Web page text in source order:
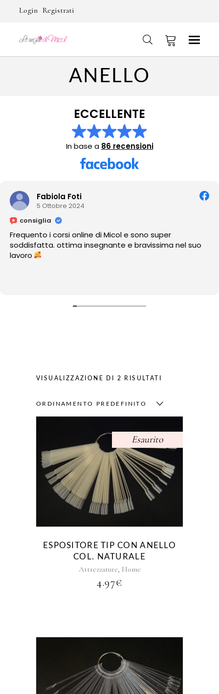
Login Registrati
No products in the cart.
ANELLO
ECCELLENTE
In base a 86 recensioni
Fabiola Foti
5 Ottobre 2024
consiglia
Frequento i corsi online di Micol e sono super
soddisfatta. ottima insegnante e bravissima nel suo
lavoro
VISUALIZZAZIONE DI 2 RISULTATI
ORDINAMENTO PREDEFINITO
Esaurito
ESPOSITORE TIP CON ANELLO
COL. NATURALE
Attrezzature, Home
4.97€